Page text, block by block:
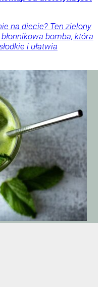
na diecie? Ten zielony
bomba, która
i ułatwia